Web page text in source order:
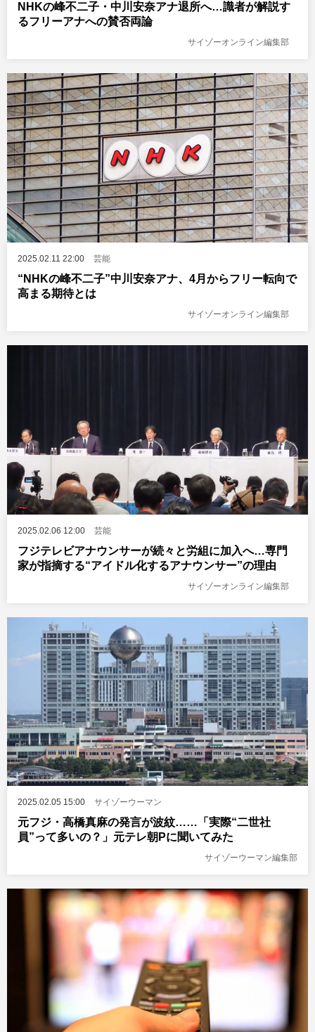
NHKの峰不二子・中川安奈アナ退所へ…識者が解説す
るフリーアナへの賛否両論
サイゾーオンライン編集部
2025.02.11 22:00 芸能
“NHKの峰不二子”中川安奈アナ、4月からフリー転向で
高まる期待とは
サイゾーオンライン編集部
2025.02.06 12:00 芸能
フジテレビアナウンサーが続々と労組に加入へ…専門
家が指摘する“アイドル化するアナウンサー”の理由
サイゾーオンライン編集部
2025.02.05 15:00 サイゾーウーマン
元フジ・高橋真麻の発言が波紋……「実際“二世社
員”って多いの？」元テレ朝Pに聞いてみた
サイゾーウーマン編集部